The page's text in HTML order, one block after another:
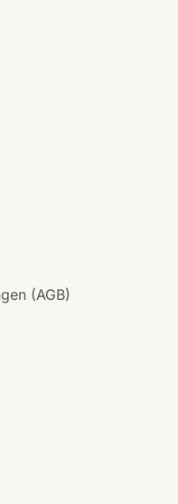
(AGB)